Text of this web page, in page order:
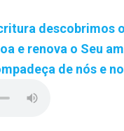
descobrimos
e renova o Seu
de nós e